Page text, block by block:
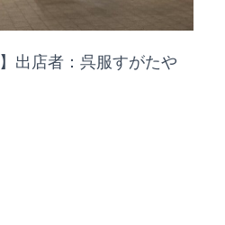
出店者：呉服すがたや